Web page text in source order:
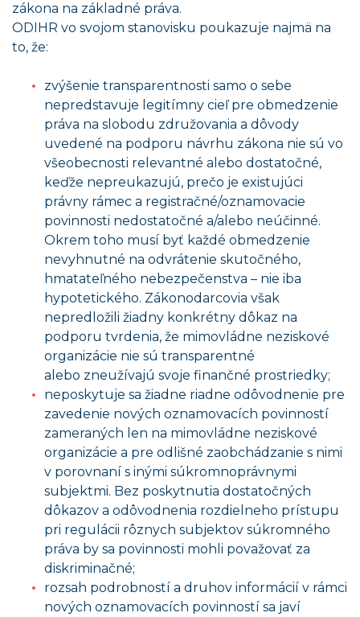
zákona na základné práva.
ODIHR vo svojom stanovisku poukazuje najmä na
to, že:
zvýšenie transparentnosti samo o sebe
nepredstavuje legitímny cieľ pre obmedzenie
práva na slobodu združovania a dôvody
uvedené na podporu návrhu zákona nie sú vo
všeobecnosti relevantné alebo dostatočné,
keďže nepreukazujú, prečo je existujúci
právny rámec a registračné/oznamovacie
povinnosti nedostatočné a/alebo neúčinné.
Okrem toho musí byť každé obmedzenie
nevyhnutné na odvrátenie skutočného,
hmatateľného nebezpečenstva – nie iba
hypotetického. Zákonodarcovia však
nepredložili žiadny konkrétny dôkaz na
podporu tvrdenia, že mimovládne neziskové
organizácie nie sú transparentné
alebo zneužívajú svoje finančné prostriedky;
neposkytuje sa žiadne riadne odôvodnenie pre
zavedenie nových oznamovacích povinností
zameraných len na mimovládne neziskové
organizácie a pre odlišné zaobchádzanie s nimi
v porovnaní s inými súkromnoprávnymi
subjektmi. Bez poskytnutia dostatočných
dôkazov a odôvodnenia rozdielneho prístupu
pri regulácii rôznych subjektov súkromného
práva by sa povinnosti mohli považovať za
diskriminačné;
rozsah podrobností a druhov informácií v rámci
nových oznamovacích povinností sa javí